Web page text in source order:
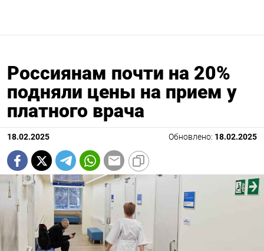
Россиянам почти на 20%
подняли цены на прием у
платного врача
18.02.2025 Обновлено: 18.02.2025